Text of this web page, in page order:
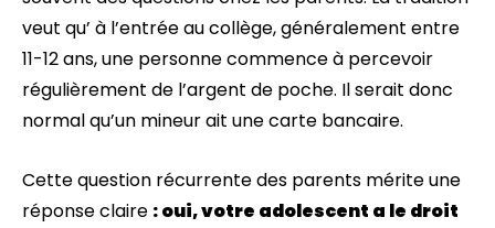
veut qu’ à l’entrée au collège, généralement entre
11-12 ans, une personne commence à percevoir
régulièrement de l’argent de poche. Il serait donc
normal qu’un mineur ait une carte bancaire.
Cette question récurrente des parents mérite une
réponse claire : oui, votre adolescent a le droit